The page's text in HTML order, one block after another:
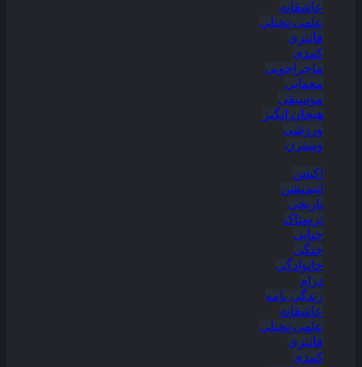
عاشقانه
علمی-تخیلی
فانتزی
کمدی
ماجراجویی
معمایی
موسیقی
هیجان انگیز
ورزشی
وسترن
اکشن
انیمیشن
تاریخی
ترسناک
جنایی
جنگی
خانوادگی
درام
زندگی نامه
عاشقانه
علمی-تخیلی
فانتزی
کمدی